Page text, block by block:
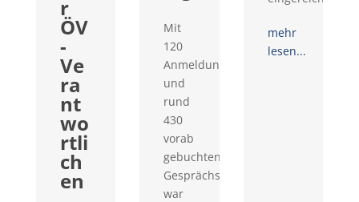
r
ÖV
-
Ve
ra
nt
wo
rtli
ch
en
Mit
120
Anmeldungen
und
rund
430
vorab
gebuchten
Gesprächswünschen
war
mehr
lesen...